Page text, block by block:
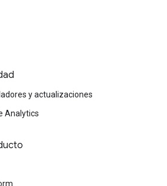
y actualizaciones
Analytics